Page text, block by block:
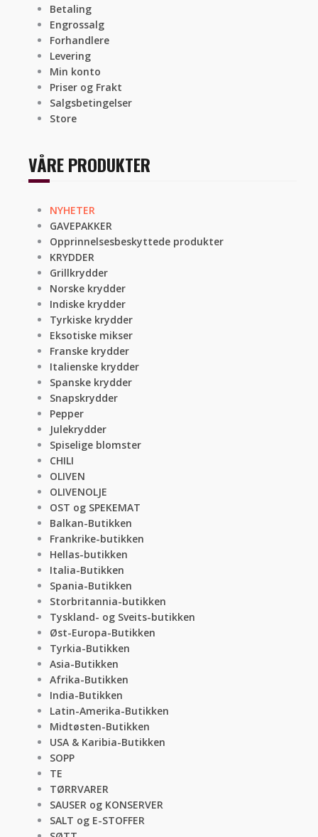
Betaling
Engrossalg
Forhandlere
Levering
Min konto
Priser og Frakt
Salgsbetingelser
Store
VÅRE PRODUKTER
NYHETER
GAVEPAKKER
Opprinnelsesbeskyttede produkter
KRYDDER
Grillkrydder
Norske krydder
Indiske krydder
Tyrkiske krydder
Eksotiske mikser
Franske krydder
Italienske krydder
Spanske krydder
Snapskrydder
Pepper
Julekrydder
Spiselige blomster
CHILI
OLIVEN
OLIVENOLJE
OST og SPEKEMAT
Balkan-Butikken
Frankrike-butikken
Hellas-butikken
Italia-Butikken
Spania-Butikken
Storbritannia-butikken
Tyskland- og Sveits-butikken
Øst-Europa-Butikken
Tyrkia-Butikken
Asia-Butikken
Afrika-Butikken
India-Butikken
Latin-Amerika-Butikken
Midtøsten-Butikken
USA & Karibia-Butikken
SOPP
TE
TØRRVARER
SAUSER og KONSERVER
SALT og E-STOFFER